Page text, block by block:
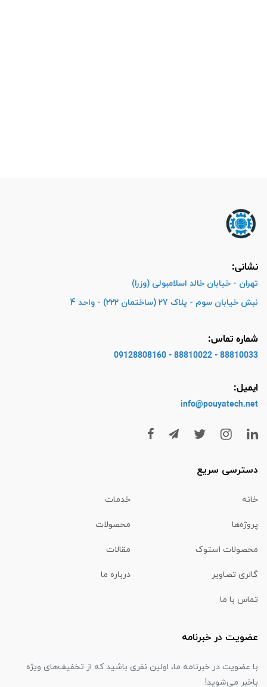
نشانی:
تهران - خیابان خالد اسلامبولی (وزرا)
نبش خیابان سوم - پلاک 27 (ساختمان 222) - واحد 4
شماره تماس:
88810033 - 88810022 - 09128808160
ایمیل:
info@pouyatech.net
دسترسی سریع
خانه خدمات
پروژه‌ها محصولات
محصولات استوک مقالات
گالری تصاویر درباره ما
تماس با ما
عضویت در خبرنامه
با عضویت در خبرنامه ما، اولین نفری باشید که از تخفیف‌های ویژه
باخبر می‌شوید!